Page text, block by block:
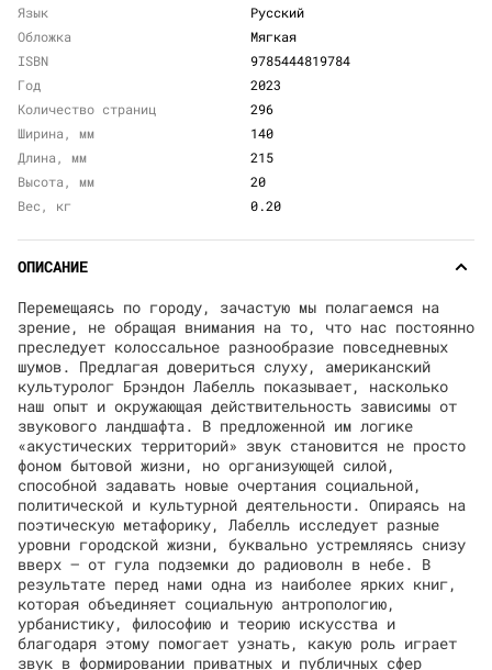
Язык
Русский
Обложка
Мягкая
ISBN
9785444819784
Год
2023
Количество страниц
296
Ширина, мм
140
Длина, мм
215
Высота, мм
20
Вес, кг
0.20
ОПИСАНИЕ
Перемещаясь по городу, зачастую мы полагаемся на
зрение, не обращая внимания на то, что нас постоянно
преследует колоссальное разнообразие повседневных
шумов. Предлагая довериться слуху, американский
культуролог Брэндон Лабелль показывает, насколько
наш опыт и окружающая действительность зависимы от
звукового ландшафта. В предложенной им логике
«акустических территорий» звук становится не просто
фоном бытовой жизни, но организующей силой,
способной задавать новые очертания социальной,
политической и культурной деятельности. Опираясь на
поэтическую метафорику, Лабелль исследует разные
уровни городской жизни, буквально устремляясь снизу
вверх — от гула подземки до радиоволн в небе. В
результате перед нами одна из наиболее ярких книг,
которая объединяет социальную антропологию,
урбанистику, философию и теорию искусства и
благодаря этому помогает узнать, какую роль играет
звук в формировании приватных и публичных сфер